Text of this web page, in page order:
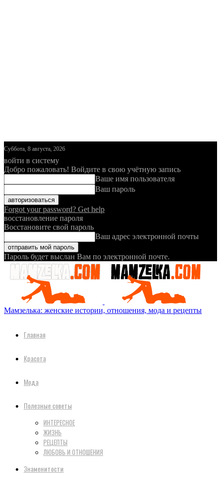
Суббота, 8 августа, 2026
войти в систему
Добро пожаловать! Войдите в свою учётную запись
Ваше имя пользователя
Ваш пароль
Forgot your password? Get help
восстановление пароля
Восстановите свой пароль
Ваш адрес электронной почты
Пароль будет выслан Вам по электронной почте.
Мамзелька: женские истории, отношения, мода и рецепты
Главная
Красота
Мода
Полезные советы
ИНТЕРЕСНОЕ
ЖИЗНЬ
РЕЦЕПТЫ
ЛЮБОВЬ И ОТНОШЕНИЯ
Знаменитости